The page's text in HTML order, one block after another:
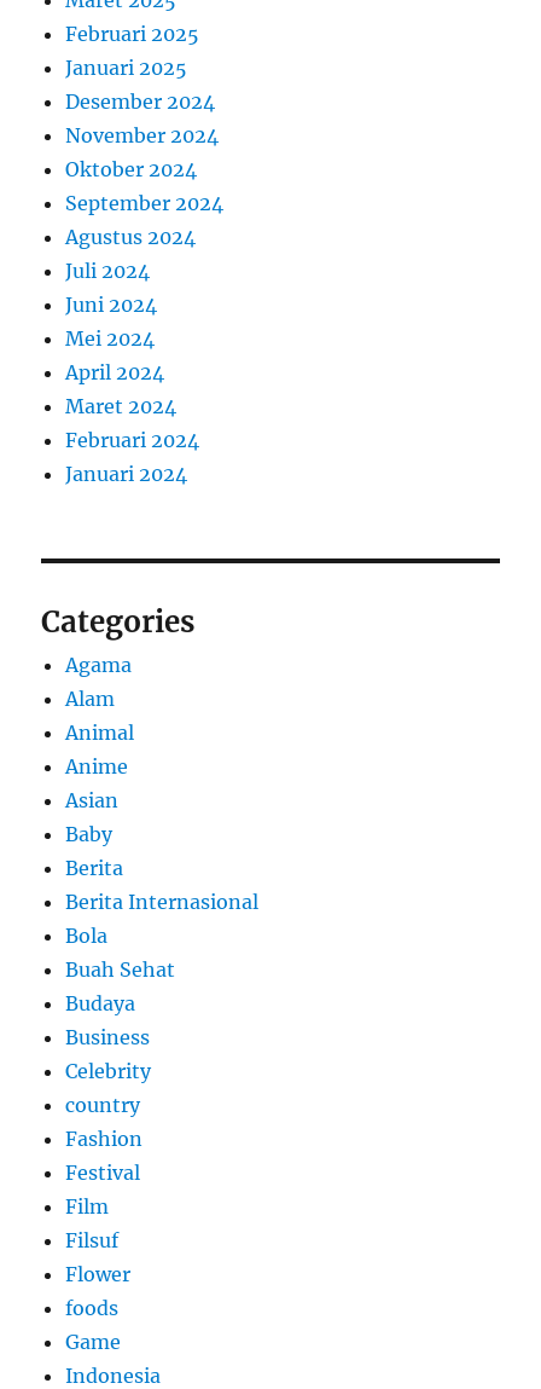
Februari 2025
Januari 2025
Desember 2024
November 2024
Oktober 2024
September 2024
Agustus 2024
Juli 2024
Juni 2024
Mei 2024
April 2024
Maret 2024
Februari 2024
Januari 2024
Categories
Agama
Alam
Animal
Anime
Asian
Baby
Berita
Berita Internasional
Bola
Buah Sehat
Budaya
Business
Celebrity
country
Fashion
Festival
Film
Filsuf
Flower
foods
Game
Indonesia